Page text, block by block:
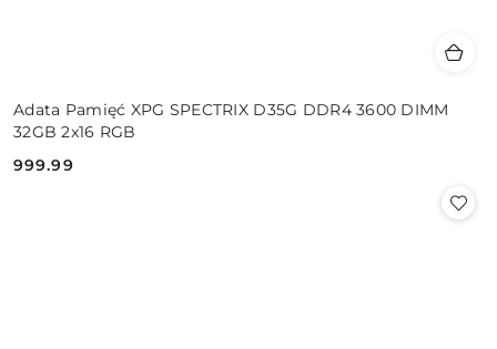
Adata Pamięć XPG SPECTRIX D35G DDR4 3600 DIMM
32GB 2x16 RGB
Cena:
999.99